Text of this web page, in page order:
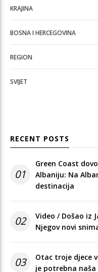
KRAJINA
BOSNA I HERCEGOVINA
REGION
SVIJET
RECENT POSTS
01
Green Coast
Albaniju: Na
destinacija
02
Video / Došao iz
Njegov novi
03
Otac troje djece
je potrebna naša